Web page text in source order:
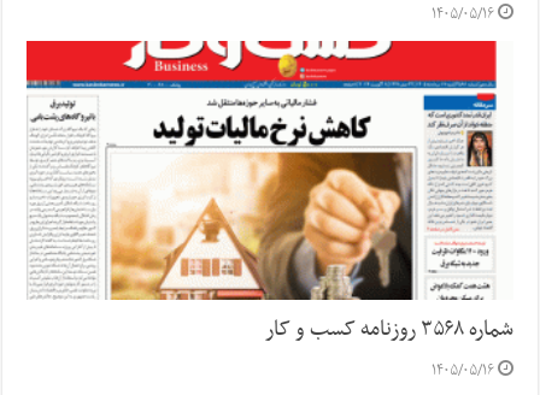
۱۴۰۵/۰۵/۱۶
شماره ۳۵۶۸ روزنامه کسب و کار
۱۴۰۵/۰۵/۱۶